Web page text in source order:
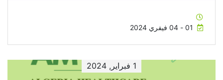
1 فبراير, 2024